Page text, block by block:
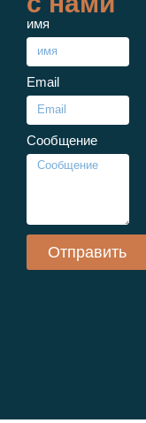
имя
Email
Сообщение
Отправить